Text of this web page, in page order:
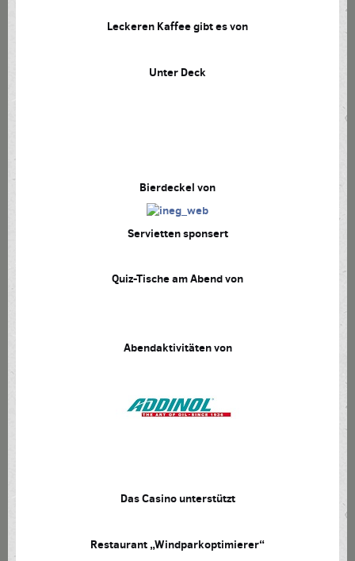
Leckeren Kaffee gibt es von
Unter Deck
Bierdeckel von
Servietten sponsert
Quiz-Tische am Abend von
Abendaktivitäten von
Das Casino unterstützt
Restaurant „Windparkoptimierer“